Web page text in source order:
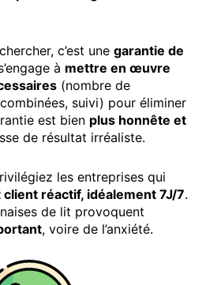
c’est une garantie de
à mettre en œuvre
(nombre de
suivi) pour éliminer
est bien plus honnête et
de résultat irréaliste.
les entreprises qui
réactif, idéalement 7J/7.
de lit provoquent
, voire de l’anxiété.